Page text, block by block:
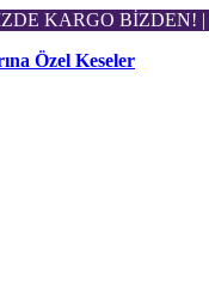
KARGO BİZDEN! |